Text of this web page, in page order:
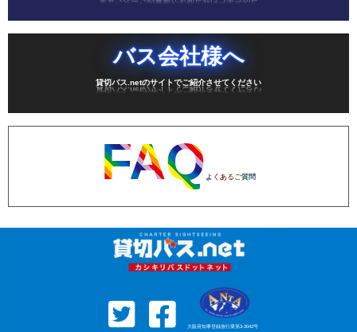
バス会社様へ
貸切バス.netのサイトでご紹介させてください
FAQ よくあるご質問
大阪府知事登録旅行業第3-3042号